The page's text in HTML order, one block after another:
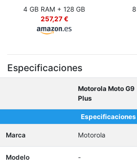
4 GB RAM + 128 GB
257,27 €
8
Especificaciones
Motorola Moto G9
Plus
Especificaciones
Marca Motorola
Modelo -